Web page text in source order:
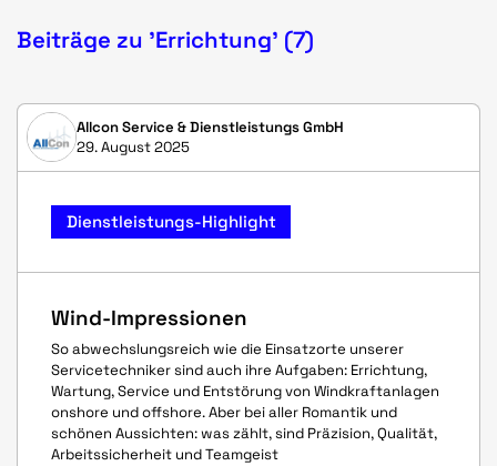
Beiträge zu 'Errichtung' (7)
Allcon Service & Dienstleistungs GmbH
29. August 2025
Dienstleistungs-Highlight
Wind-Impressionen
So abwechslungsreich wie die Einsatzorte unserer
Servicetechniker sind auch ihre Aufgaben: Errichtung,
Wartung, Service und Entstörung von Windkraftanlagen
onshore und offshore. Aber bei aller Romantik und
schönen Aussichten: was zählt, sind Präzision, Qualität,
Arbeitssicherheit und Teamgeist